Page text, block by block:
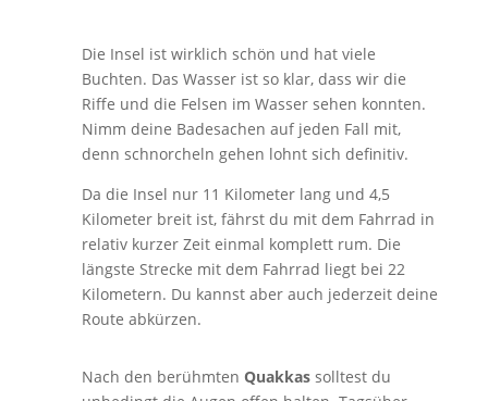
Die Insel ist wirklich schön und hat viele
Buchten. Das Wasser ist so klar, dass wir die
Riffe und die Felsen im Wasser sehen konnten.
Nimm deine Badesachen auf jeden Fall mit,
denn schnorcheln gehen lohnt sich definitiv.
Da die Insel nur 11 Kilometer lang und 4,5
Kilometer breit ist, fährst du mit dem Fahrrad in
relativ kurzer Zeit einmal komplett rum. Die
längste Strecke mit dem Fahrrad liegt bei 22
Kilometern. Du kannst aber auch jederzeit deine
Route abkürzen.
Nach den berühmten Quakkassolltest du